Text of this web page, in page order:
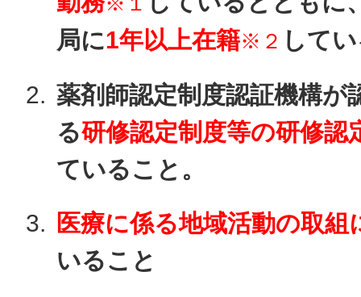
局に1年以上在籍※２ して
薬剤師認定制度認証機構が
る研修認定制度等の研修認
ていること。
医療に係る地域活動の取組
いること